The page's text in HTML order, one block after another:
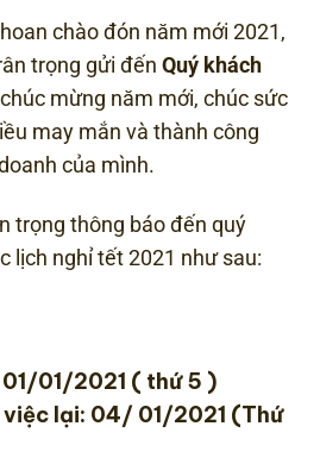
chào đón năm mới 2021,
trọng gửi đến Quý khách
chúc mừng năm mới, chúc sức
may mắn và thành công
của mình.
trọng thông báo đến quý
lịch nghỉ tết 2021 như sau:
01/01/2021 ( thứ 5 )
lại: 04/ 01/2021 (Thứ